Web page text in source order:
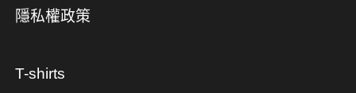
隱私權政策
T-shirts